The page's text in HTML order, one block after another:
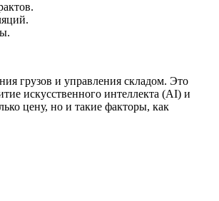
грузов и управления складом. Это
искусственного интеллекта (AI) и
цену, но и такие факторы, как